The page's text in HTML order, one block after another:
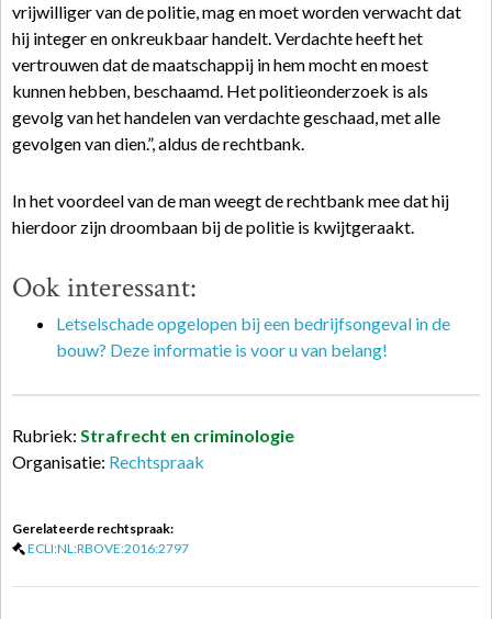
vrijwilliger van de politie, mag en moet worden verwacht dat
hij integer en onkreukbaar handelt. Verdachte heeft het
vertrouwen dat de maatschappij in hem mocht en moest
kunnen hebben, beschaamd. Het politieonderzoek is als
gevolg van het handelen van verdachte geschaad, met alle
gevolgen van dien.”, aldus de rechtbank.
In het voordeel van de man weegt de rechtbank mee dat hij
hierdoor zijn droombaan bij de politie is kwijtgeraakt.
Ook interessant:
Letselschade opgelopen bij een bedrijfsongeval in de
bouw? Deze informatie is voor u van belang!
Rubriek: Strafrecht en criminologie
Organisatie: Rechtspraak
Gerelateerde rechtspraak:
ECLI:NL:RBOVE:2016:2797